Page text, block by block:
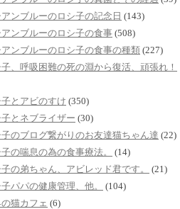
ンブルーのロシ子の記念日 (143)
ンブルーのロシ子の食事 (508)
ンブルーのロシ子の食事の種類 (227)
、呼吸困難の死の淵から復活、頑張れ！
とアビのすけ (350)
とネブライザー (30)
のブログ繋がりのお友達猫ちゃん達 (22)
の喘息の為の食事療法。
(14)
の弟ちゃん、アビレッド君です。
(21)
パパの健康管理、他。
(104)
猫カフェ (6)